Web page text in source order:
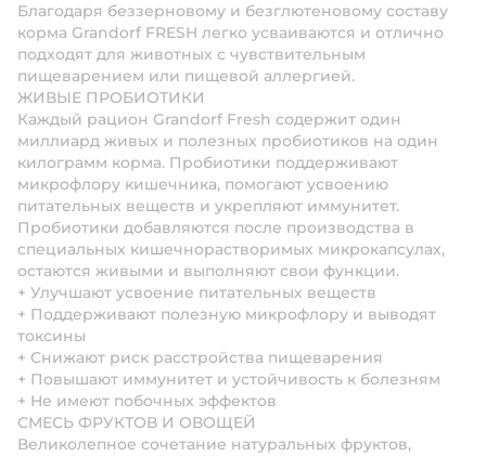
Благодаря беззерновому и безглютеновому составу
корма Grandorf FRESH легко усваиваются и отлично
подходят для животных с чувствительным
пищеварением или пищевой аллергией.
ЖИВЫЕ ПРОБИОТИКИ
Каждый рацион Grandorf Fresh содержит один
миллиард живых и полезных пробиотиков на один
килограмм корма. Пробиотики поддерживают
микрофлору кишечника, помогают усвоению
питательных веществ и укрепляют иммунитет.
Пробиотики добавляются после производства в
специальных кишечнорастворимых микрокапсулах,
остаются живыми и выполняют свои функции.
+ Улучшают усвоение питательных веществ
+ Поддерживают полезную микрофлору и выводят
токсины
+ Снижают риск расстройства пищеварения
+ Повышают иммунитет и устойчивость к болезням
+ Не имеют побочных эффектов
СМЕСЬ ФРУКТОВ И ОВОЩЕЙ
Великолепное сочетание натуральных фруктов,